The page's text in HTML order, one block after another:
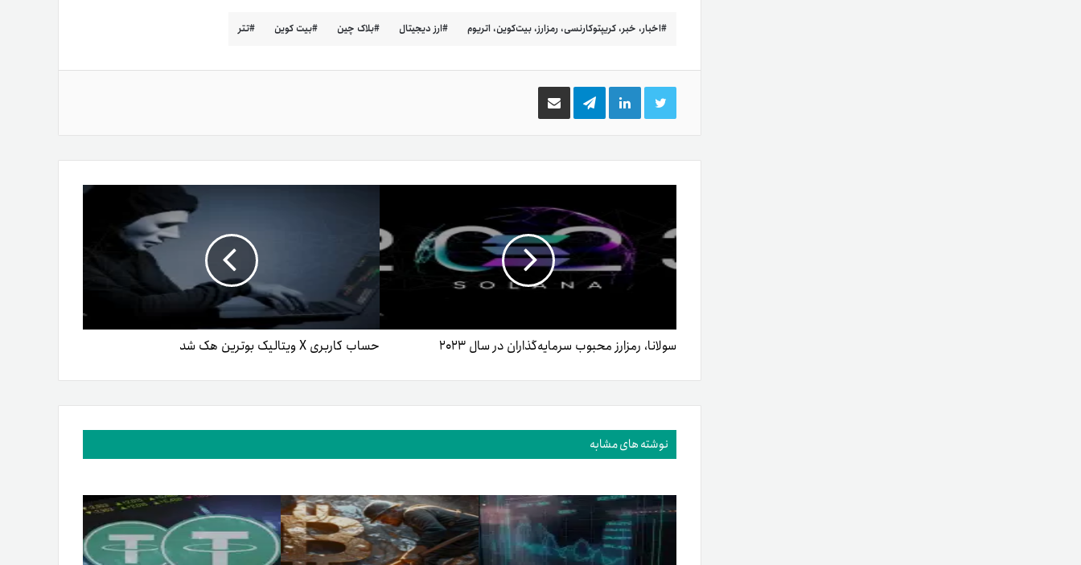
اخبار، خبر، کریپتوکارنسی، رمزارز، بیت‌کوین، اتریوم ارز دیجیتال بلاک چین بیت کوین تتر
توییتر لینکدینتلگرام اشتراک
گذاری
ایمیل
سولانا، رمزارز محبوب سرمایه‌گذاران در سال ۲۰۲۳ حساب کاربری X ویتالیک بوترین هک شد
نوشته های مشابه